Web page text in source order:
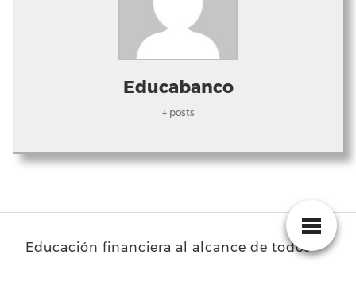
Educabanco
+ posts
Educación financiera al alcance de todos